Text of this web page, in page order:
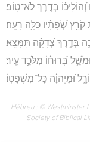
בְּדֶ֣רֶךְ לֹא־טֽוֹב׃
שְׂ֝פָתָ֗יו כִּלָּ֥ה רָעָֽה׃
בְּדֶ֥רֶךְ צְ֝דָקָ֗ה תִּמָּצֵֽא׃
בְּ֝רוּח֗וֹ מִלֹּכֵ֥ד עִֽיר׃
וּ֝מֵיְהוָ֗ה כָּל־מִשְׁפָּטֽוֹ׃
Hébreu : © Westminster
Society of Biblical